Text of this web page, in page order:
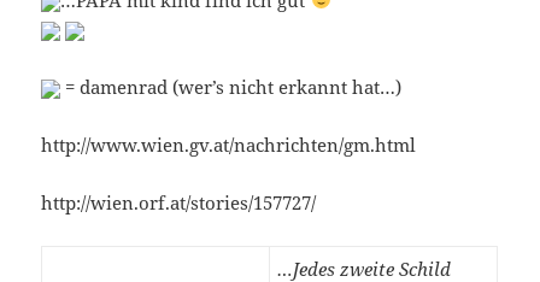
= damenrad (wer’s nicht erkannt hat…)
http://www.wien.gv.at/nachrichten/gm.html
http://wien.orf.at/stories/157727/
…Jedes zweite Schild